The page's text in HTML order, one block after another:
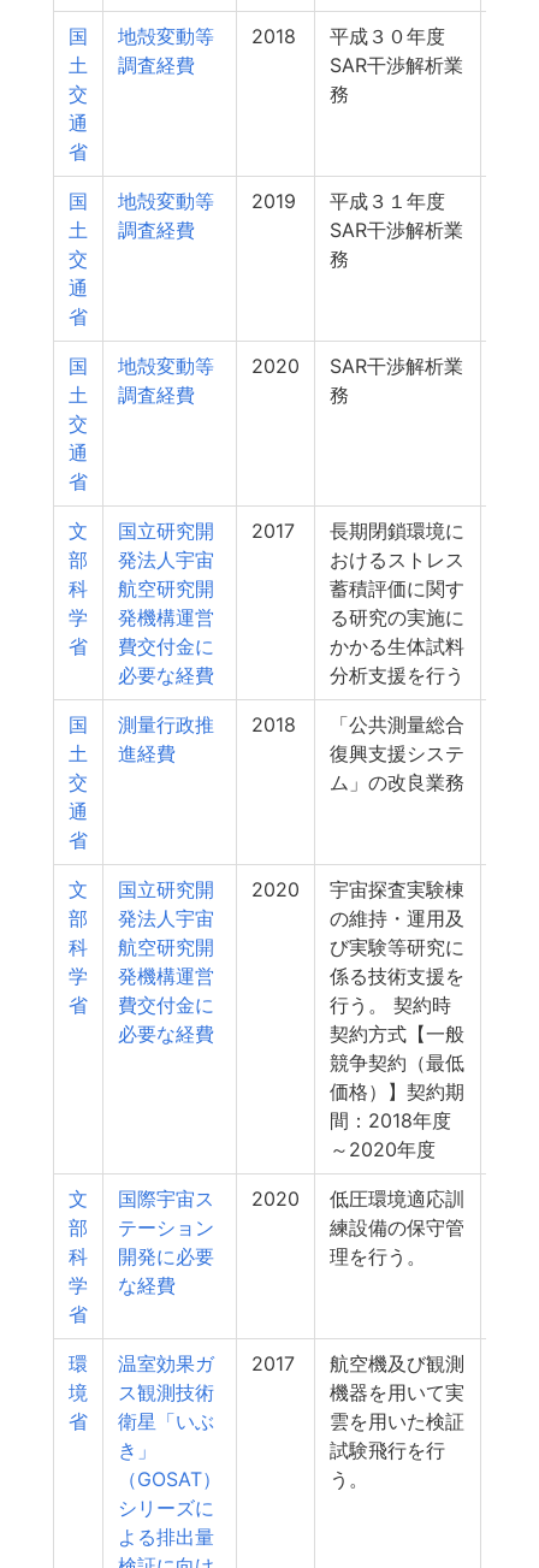
国
土
交
通
省
地殻変動等
調査経費
2018
平成３０年度
SAR干渉解析業
務
国
土
交
通
省
地殻変動等
調査経費
2019
平成３１年度
SAR干渉解析業
務
国
土
交
通
省
地殻変動等
調査経費
2020
SAR干渉解析業
務
文
部
科
学
省
国立研究開
発法人宇宙
航空研究開
発機構運営
費交付金に
必要な経費
2017
長期閉鎖環境に
おけるストレス
蓄積評価に関す
る研究の実施に
かかる生体試料
分析支援を行う
国
土
交
通
省
測量行政推
進経費
2018
「公共測量総合
復興支援システ
ム」の改良業務
文
部
科
学
省
国立研究開
発法人宇宙
航空研究開
発機構運営
費交付金に
必要な経費
2020
宇宙探査実験棟
の維持・運用及
び実験等研究に
係る技術支援を
行う。 契約時
契約方式【一般
競争契約（最低
価格）】契約期
間：2018年度
～2020年度
文
部
科
学
省
国際宇宙ス
テーション
開発に必要
な経費
2020
低圧環境適応訓
練設備の保守管
理を行う。
環
境
省
温室効果ガ
ス観測技術
衛星「いぶ
き」
（GOSAT）
シリーズに
よる排出量
2017
航空機及び観測
機器を用いて実
雲を用いた検証
試験飛行を行
う。